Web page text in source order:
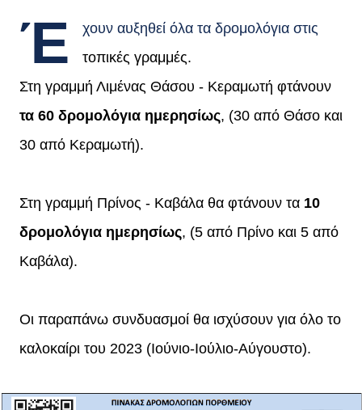
Έ
χουν αυξηθεί όλα τα δρομολόγια στις
τοπικές γραμμές.
Στη γραμμή Λιμένας Θάσου - Κεραμωτή φτάνουν
τα 60 δρομολόγια ημερησίως, (30 από Θάσο και
30 από Κεραμωτή).
Στη γραμμή Πρίνος - Καβάλα θα φτάνουν τα 10
δρομολόγια ημερησίως, (5 από Πρίνο και 5 από
Καβάλα).
Οι παραπάνω συνδυασμοί θα ισχύσουν για όλο το
καλοκαίρι του 2023 (Ιούνιο-Ιούλιο-Αύγουστο).